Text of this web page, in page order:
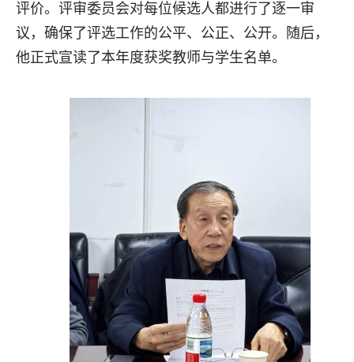
评价。评审委员会对每位候选人都进行了逐一审
议，确保了评选工作的公平、公正、公开。随后，
他正式宣读了本年度获奖教师与学生名单。